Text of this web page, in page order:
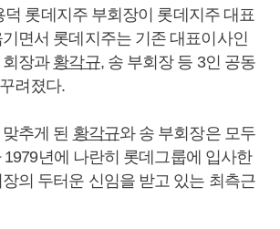
덕 롯데지주 부회장이 롯데지주 대표
면서 롯데지주는 기존 대표이사인
장과 황각규, 송 부회장 등 3인 공동
려졌다.
추게 된 황각규와 송 부회장은 모두
1979년에 나란히 롯데그룹에 입사한
의 두터운 신임을 받고 있는 최측근